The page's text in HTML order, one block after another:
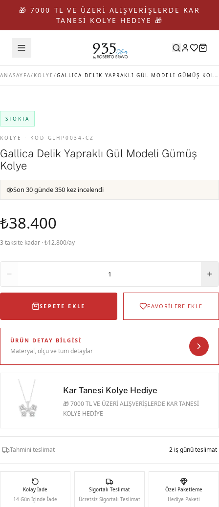
🎁 7000 TL VE ÜZERİ ALIŞVERİŞLERDE KAR
TANESİ KOLYE HEDİYE 🎁
ANASAYFA/ KOLYE / GALLICA DELIK YAPRAKLI GÜL MODELI GÜMÜŞ KOLYE
STOKTA
KOLYE · KOD GLHP0034-CZ
Gallica Delik Yapraklı Gül Modeli Gümüş
Kolye
Son 30 günde 350 kez incelendi
₺38.400
3 taksite kadar · ₺12.800/ay
1
SEPETE EKLE FAVORİLERE EKLE
ÜRÜN DETAY BILGISI
Materyal, ölçü ve tüm detaylar
Kar Tanesi Kolye Hediye
🎁 7000 TL VE ÜZERİ ALIŞVERİŞLERDE KAR TANESİ
KOLYE HEDİYE
Tahmini teslimat 2 iş günü teslimat
Kolay İade
14 Gün İçinde İade
Sigortalı Teslimat
Ücretsiz Sigortalı Teslimat
Özel Paketleme
Hediye Paketi